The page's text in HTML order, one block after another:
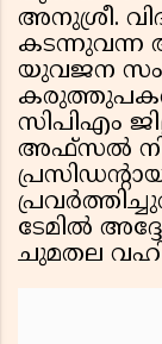
അനുശ്രീ.
കടന്നുവന്ന
യുവജന
സിപിഎം
അഫ്സൽ
ടേമിൽ
ചുമതല